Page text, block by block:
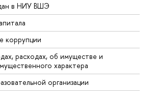
в НИУ ВШЭ
коррупции
расходах, об имуществе и
характера
организации